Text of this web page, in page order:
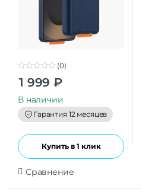
t
o
f
5
(0)
1 999 ₽
В наличии
Гарантия 12 месяцев
Купить в 1 клик
Сравнение